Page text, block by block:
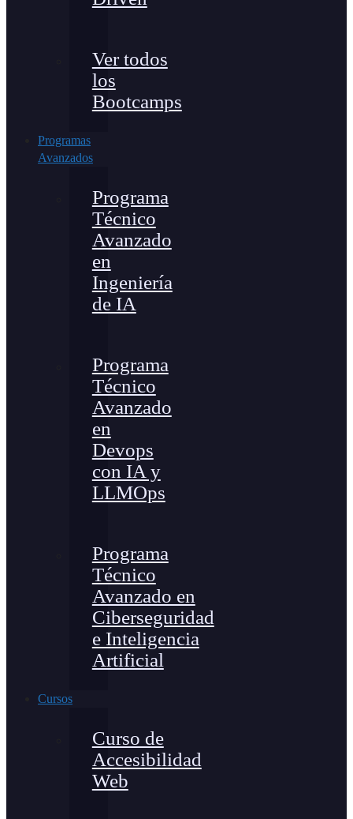
Ver todos
los
Bootcamps
Programas
Avanzados
Programa
Técnico
Avanzado
en
Ingeniería
de IA
Programa
Técnico
Avanzado
en
Devops
con IA y
LLMOps
Programa
Técnico
Avanzado en
Ciberseguridad
e Inteligencia
Artificial
Cursos
Curso de
Accesibilidad
Web